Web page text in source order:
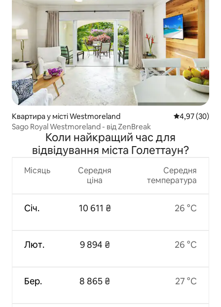
Квартира у місті Westmoreland Середня
4,97 (30)
Sago Royal Westmoreland - від ZenBreak
Коли найкращий час для
відвідування міста Голеттаун?
Місяць
Січ.
Лют.
Бер.
Середня
ціна
10 611 ₴
9 894 ₴
8 865 ₴
Середня
температура
26 °C
26 °C
27 °C